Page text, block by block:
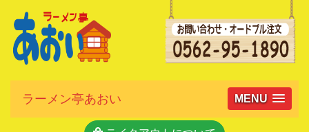
ラーメン亭あおい MENU